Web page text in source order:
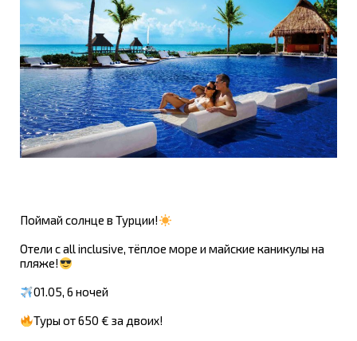
Поймай солнце в Турции!
Отели с all inclusive, тёплое море и майские каникулы на
пляже!
01.05, 6 ночей
Туры от 650 € за двоих!